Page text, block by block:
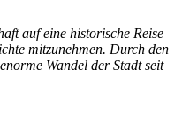
auf eine historische Reise
mitzunehmen. Durch den
Wandel der Stadt seit